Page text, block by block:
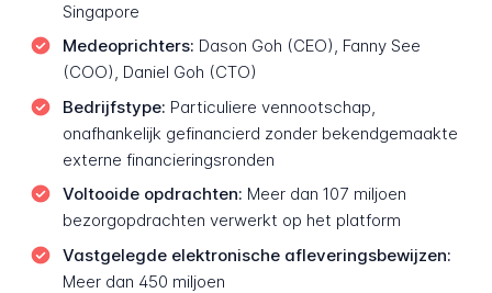
Singapore
Medeoprichters: Dason Goh (CEO), Fanny See
(COO), Daniel Goh (CTO)
Bedrijfstype: Particuliere vennootschap,
onafhankelijk gefinancierd zonder bekendgemaakte
externe financieringsronden
Voltooide opdrachten: Meer dan 107 miljoen
bezorgopdrachten verwerkt op het platform
Vastgelegde elektronische afleveringsbewijzen:
Meer dan 450 miljoen